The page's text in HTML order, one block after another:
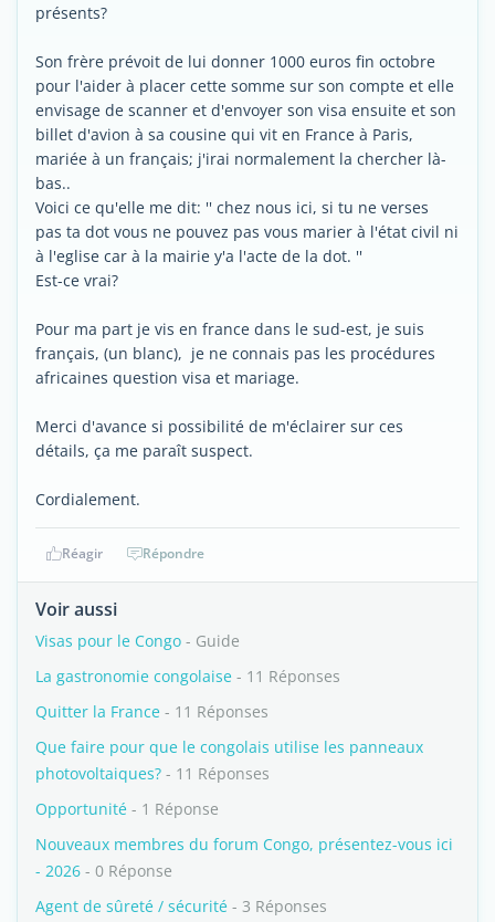
présents?
Son frère prévoit de lui donner 1000 euros fin octobre
pour l'aider à placer cette somme sur son compte et elle
envisage de scanner et d'envoyer son visa ensuite et son
billet d'avion à sa cousine qui vit en France à Paris,
mariée à un français; j'irai normalement la chercher là-
bas..
Voici ce qu'elle me dit: '' chez nous ici, si tu ne verses
pas ta dot vous ne pouvez pas vous marier à l'état civil ni
à l'eglise car à la mairie y'a l'acte de la dot. ''
Est-ce vrai?
Pour ma part je vis en france dans le sud-est, je suis
français, (un blanc), je ne connais pas les procédures
africaines question visa et mariage.
Merci d'avance si possibilité de m'éclairer sur ces
détails, ça me paraît suspect.
Cordialement.
Réagir Répondre
Voir aussi
Visas pour le Congo - Guide
La gastronomie congolaise - 11 Réponses
Quitter la France - 11 Réponses
Que faire pour que le congolais utilise les panneaux
photovoltaiques? - 11 Réponses
Opportunité - 1 Réponse
Nouveaux membres du forum Congo, présentez-vous ici
- 2026 - 0 Réponse
Agent de sûreté / sécurité - 3 Réponses